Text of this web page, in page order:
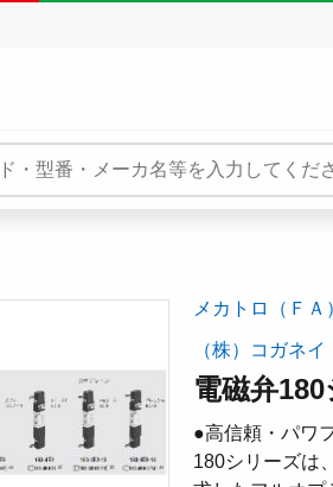
メカトロ（ＦＡ
（株）コガネイ
電磁弁
●高信頼・パワ
180シリーズは